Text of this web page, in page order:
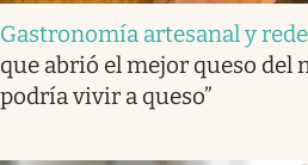
Gastronomía artesanal y
que abrió el mejor queso del
podría vivir a queso”